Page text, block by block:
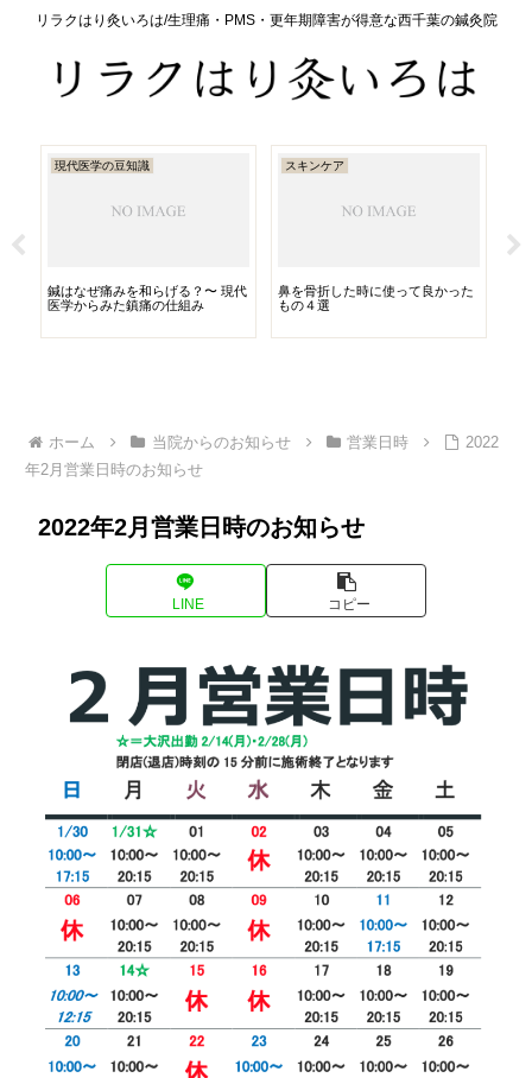
リラクはり灸いろは/生理痛・PMS・更年期障害が得意な西千葉の鍼灸院
現代医学の豆知識
鍼はなぜ痛みを和らげる？〜 現代
医学からみた鎮痛の仕組み
スキンケア
鼻を骨折した時に使って良かった
もの４選
ホーム 当院からのお知らせ 営業日時
2022
年2月営業日時のお知らせ
2022年2月営業日時のお知らせ
LINE コピー